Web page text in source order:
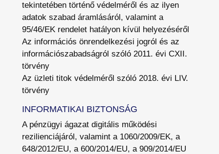
tekintetében történő védelméről és az ilyen
adatok szabad áramlásáról, valamint a
95/46/EK rendelet hatályon kívül helyezéséről
Az információs önrendelkezési jogról és az
információszabadságról szóló 2011. évi CXII.
törvény
Az üzleti titok védelméről szóló 2018. évi LIV.
törvény
INFORMATIKAI BIZTONSÁG
A pénzügyi ágazat digitális működési
rezilienciájáról, valamint a 1060/2009/EK, a
648/2012/EU, a 600/2014/EU, a 909/2014/EU